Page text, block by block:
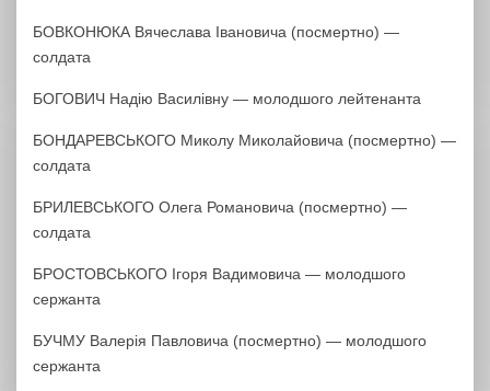
БОВКОНЮКА Вячеслава Івановича (посмертно) —
солдата
БОГОВИЧ Надію Василівну — молодшого лейтенанта
БОНДАРЕВСЬКОГО Миколу Миколайовича (посмертно) —
солдата
БРИЛЕВСЬКОГО Олега Романовича (посмертно) —
солдата
БРОСТОВСЬКОГО Ігоря Вадимовича — молодшого
сержанта
БУЧМУ Валерія Павловича (посмертно) — молодшого
сержанта